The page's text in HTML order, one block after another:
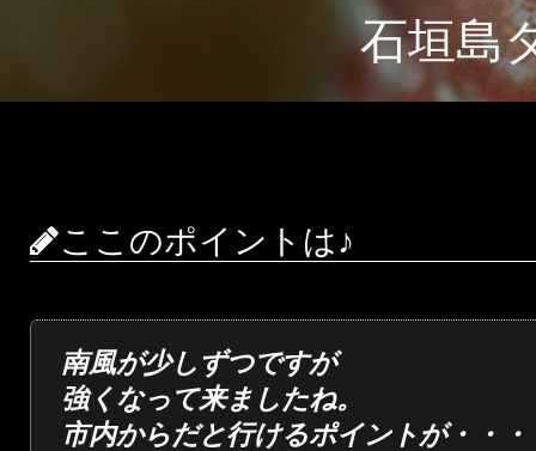
石垣島
ここのポイントは♪
南風が少しずつですが
強くなって来ましたね。
市内からだと行けるポイントが・・